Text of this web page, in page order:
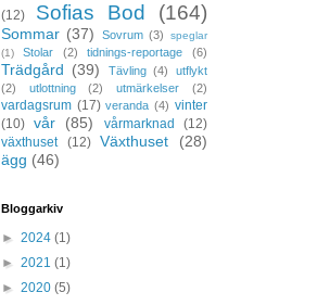
(12)
Sofias Bod (164)
Sommar (37) Sovrum (3)
speglar
(1)
Stolar (2) tidnings-reportage (6)
Trädgård (39) Tävling (4)
utflykt
(2)
utlottning (2) utmärkelser (2)
vardagsrum (17) veranda (4) vinter
(10) vår (85) vårmarknad
(12)
växthuset
(12) Växthuset
(28)
ägg (46)
Bloggarkiv
► 2024 (1)
► 2021 (1)
► 2020 (5)